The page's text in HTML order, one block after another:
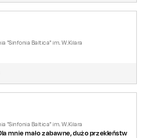
"Sinfonia Baltica" im. W.Kilara
"Sinfonia Baltica" im. W.Kilara
mnie mało zabawne, dużo przekleństw